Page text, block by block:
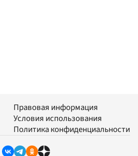
Правовая информация
Условия использования
Политика конфиденциальности